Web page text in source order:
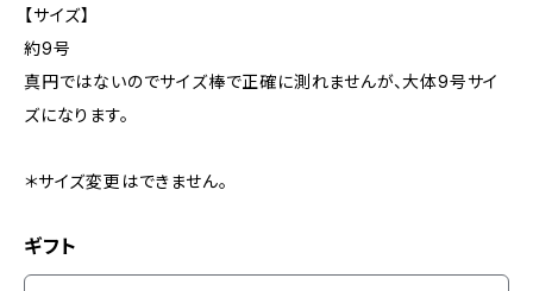
【サイズ】
約9号
真円ではないのでサイズ棒で正確に測れませんが、大体9号サイ
ズになります。
＊サイズ変更はできません。
ギフト